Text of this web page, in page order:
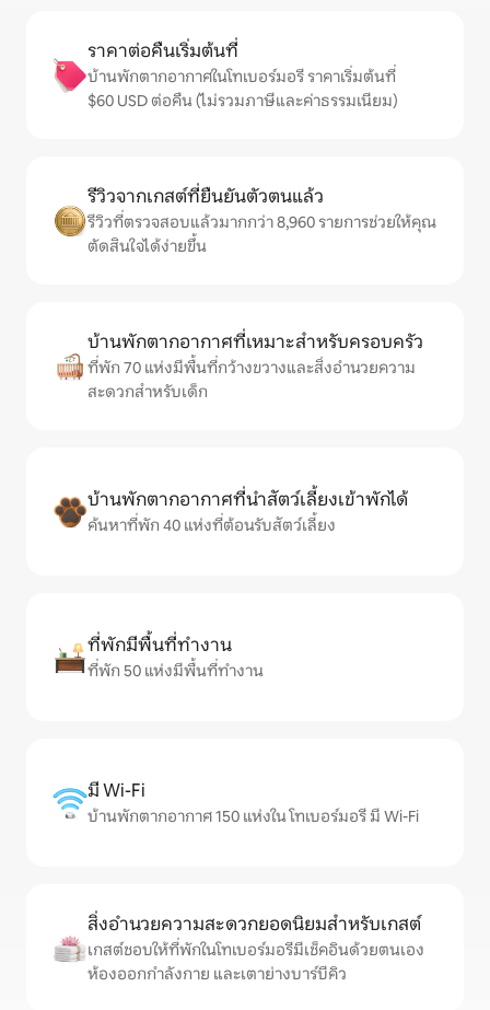
ราคาต่อคืนเริ่มต้นที่
บ้านพักตากอากาศในโทเบอร์มอรี ราคาเริ่มต้นที่
$60 USD ต่อคืน (ไม่รวมภาษีและค่าธรรมเนียม)
รีวิวจากเกสต์ที่ยืนยันตัวตนแล้ว
รีวิวที่ตรวจสอบแล้วมากกว่า 8,960 รายการช่วยให้คุณ
ตัดสินใจได้ง่ายขึ้น
บ้านพักตากอากาศที่เหมาะสำหรับครอบครัว
ที่พัก 70 แห่งมีพื้นที่กว้างขวางและสิ่งอำนวยความ
สะดวกสำหรับเด็ก
บ้านพักตากอากาศที่นำสัตว์เลี้ยงเข้าพักได้
ค้นหาที่พัก 40 แห่งที่ต้อนรับสัตว์เลี้ยง
ที่พักมีพื้นที่ทำงาน
ที่พัก 50 แห่งมีพื้นที่ทำงาน
มี Wi-Fi
บ้านพักตากอากาศ 150 แห่งใน โทเบอร์มอรี มี Wi-Fi
สิ่งอำนวยความสะดวกยอดนิยมสำหรับเกสต์
เกสต์ชอบให้ที่พักในโทเบอร์มอรีมีเช็คอินด้วยตนเอง
ห้องออกกำลังกาย และเตาย่างบาร์บีคิว